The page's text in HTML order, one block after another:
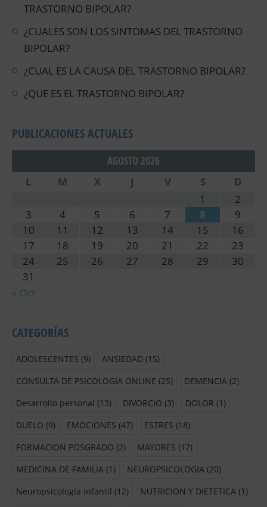
TRASTORNO BIPOLAR?
¿CUALES SON LOS SINTOMAS DEL TRASTORNO
BIPOLAR?
¿CUAL ES LA CAUSA DEL TRASTORNO BIPOLAR?
¿QUE ES EL TRASTORNO BIPOLAR?
PUBLICACIONES ACTUALES
AGOSTO 2026
L
M X J V S
D
1
2
3
4 5 6 7 8
9
10
11 12 13 14 15
16
17
18 19 20 21 22
23
24
25 26 27 28 29
30
31
« Oct
CATEGORÍAS
ADOLESCENTES (9) ANSIEDAD (15)
CONSULTA DE PSICOLOGIA ONLINE (25) DEMENCIA (2)
Desarrollo personal (13) DIVORCIO (3) DOLOR (1)
DUELO (9) EMOCIONES (47) ESTRES (18)
FORMACION POSGRADO (2) MAYORES (17)
MEDICINA DE FAMILIA (1) NEUROPSICOLOGIA (20)
Neuropsicología infantil (12) NUTRICION Y DIETETICA (1)